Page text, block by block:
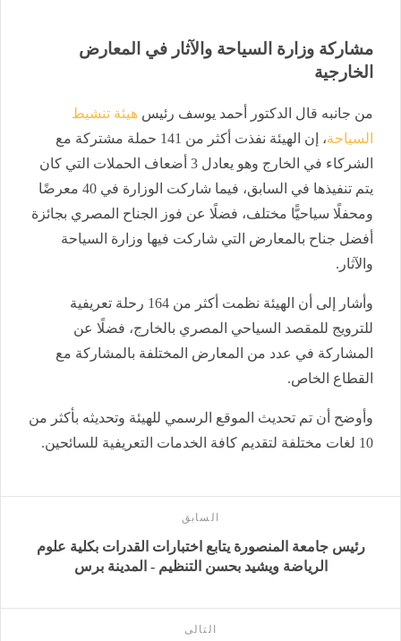
مشاركة وزارة السياحة والآثار في المعارض
الخارجية
من جانبه قال الدكتور أحمد يوسف رئيس هيئة تنشيط
السياحة
، إن الهيئة نفذت أكثر من 141 حملة مشتركة مع
الشركاء في الخارج وهو يعادل 3 أضعاف الحملات التي كان
يتم تنفيذها في السابق، فيما شاركت الوزارة في 40 معرضًا
ومحفلًا سياحيًّا مختلف، فضلًا عن فوز الجناح المصري بجائزة
أفضل جناح بالمعارض التي شاركت فيها وزارة السياحة
والآثار.
وأشار إلى أن الهيئة نظمت أكثر من 164 رحلة تعريفية
للترويج للمقصد السياحي المصري بالخارج، فضلًا عن
المشاركة في عدد من المعارض المختلفة بالمشاركة مع
القطاع الخاص.
وأوضح أن تم تحديث الموقع الرسمي للهيئة وتحديثه بأكثر من
10 لغات مختلفة لتقديم كافة الخدمات التعريفية للسائحين.
السابق
رئيس جامعة المنصورة يتابع اختبارات القدرات بكلية علوم
الرياضة ويشيد بحسن التنظيم - المدينة برس
التالى